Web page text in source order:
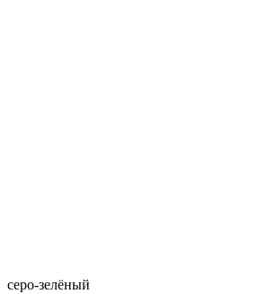
серо-зелёный